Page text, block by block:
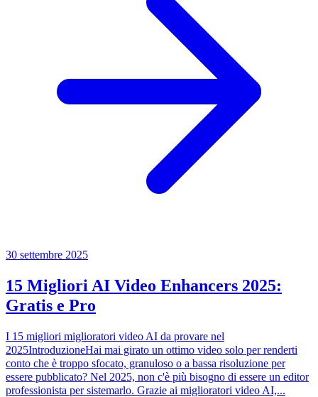
30 settembre 2025
15 Migliori AI Video Enhancers 2025:
Gratis e Pro
I 15 migliori miglioratori video AI da provare nel
2025IntroduzioneHai mai girato un ottimo video solo per renderti
conto che è troppo sfocato, granuloso o a bassa risoluzione per
essere pubblicato? Nel 2025, non c'è più bisogno di essere un editor
professionista per sistemarlo. Grazie ai miglioratori video AI,...